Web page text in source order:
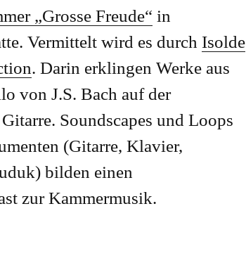
„Grosse Freude“ in
Vermittelt wird es durch Isolde
. Darin erklingen Werke aus
von J.S. Bach auf der
Soundscapes und Loops
(Gitarre, Klavier,
bilden einen
zur Kammermusik.